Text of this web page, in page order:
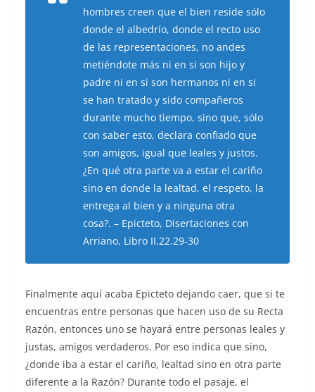
hombres creen que el bien reside sólo
donde el albedrío, donde el recto uso
de las representaciones, no andes
metiéndote más ni en si son hijo y
padre ni en si son hermanos ni en si
se han tratado y sido compañeros
durante mucho tiempo, sino que, sólo
con saber esto, declara confiado que
son amigos, igual que leales y justos.
¿En qué otra parte va a estar el cariño
sino en donde la lealtad, el respeto, la
entrega al bien y a ninguna otra
cosa?. – Epicteto, Disertaciones con
Arriano, Libro II.22.29-30
Finalmente aquí acaba Epicteto dejando caer, que si te
encuentras entre personas que hacen uso de su Recta
Razón, entonces uno se hayará entre personas leales y
justas, amigos verdaderos. Por eso indica que sino,
¿donde iba a estar el cariño, lealtad sino en otra parte
diferente a la Razón? Durante todo el pasaje, el